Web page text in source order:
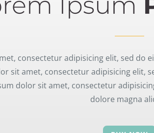
consec­te­tur adipi­si­cing elit, sed
sit amet, consec­te­tur adipi­si­cing elit,
dolor sit amet, consec­te­tur
dolore magna